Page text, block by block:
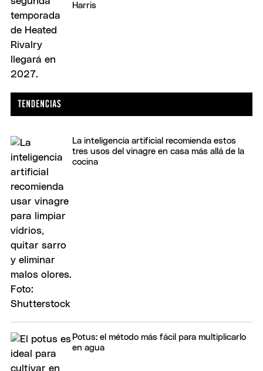
Harris
La inteligencia artificial recomienda estos
tres usos del vinagre en casa más allá de la
cocina
Potus: el método más fácil para multiplicarlo
en agua